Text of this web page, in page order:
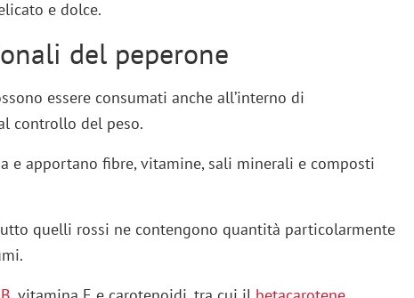
e dolce.
del peperone
essere consumati anche all’interno di
controllo del peso.
e apportano fibre, vitamine, sali minerali e composti
quelli rossi ne contengono quantità particolarmente